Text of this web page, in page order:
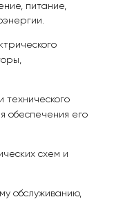
питание,
технического
обеспечения его
схем и
обслуживанию,